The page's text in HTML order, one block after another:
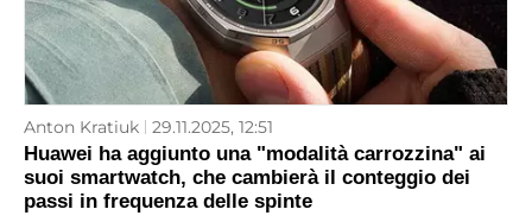
Anton Kratiuk 29.11.2025, 12:51
Huawei ha aggiunto una "modalità carrozzina" ai
suoi smartwatch, che cambierà il conteggio dei
passi in frequenza delle spinte